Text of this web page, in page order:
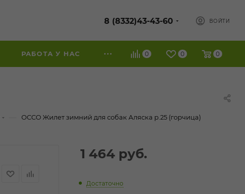
8 (8332)43-43-60 ВОЙТИ
0 0 0
РАБОТА У НАС
ОССО Жилет зимний для собак Аляска р.25 (горчица)
1 464 руб.
Достаточно